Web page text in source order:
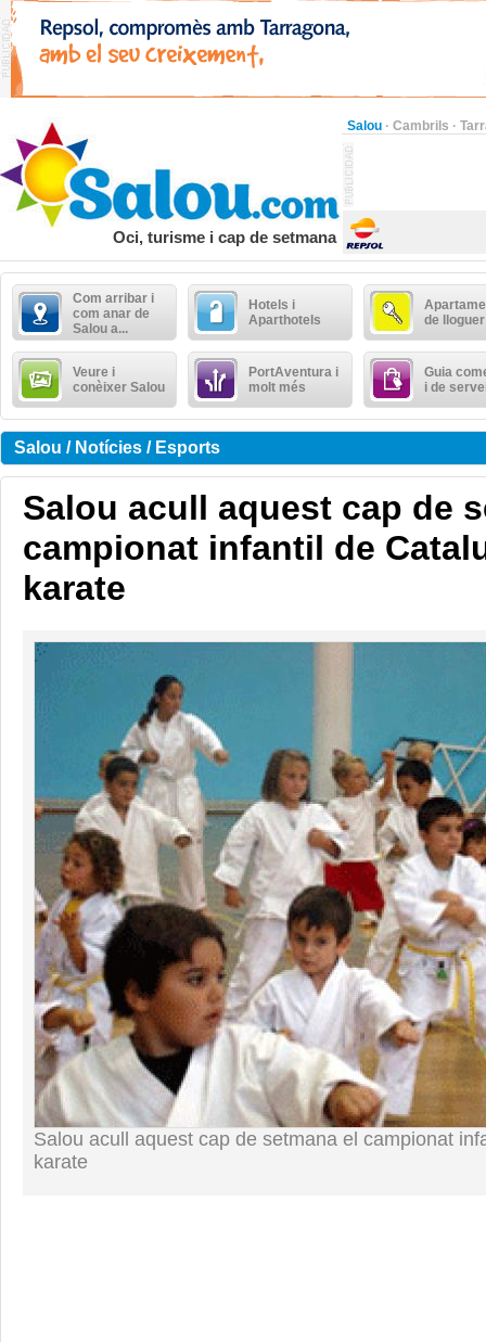
Salou · Cambrils ·
Oci, turisme i cap de setmana
Com arribar i
com anar de
Salou a...
Hotels i
Aparthotels
de lloguer
Veure i
conèixer Salou
PortAventura i
molt més
Guia
i de
Salou / Notícies / Esports
Salou acull aquest cap de
campionat infantil de
karate
Salou acull aquest cap de setmana el campionat
karate